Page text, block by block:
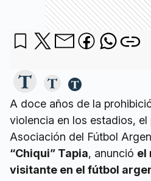
A doce años de la
violencia en los estadios, el
Asociación del Fútbol
“Chiqui” Tapia, anunció el
visitante en el fútbol